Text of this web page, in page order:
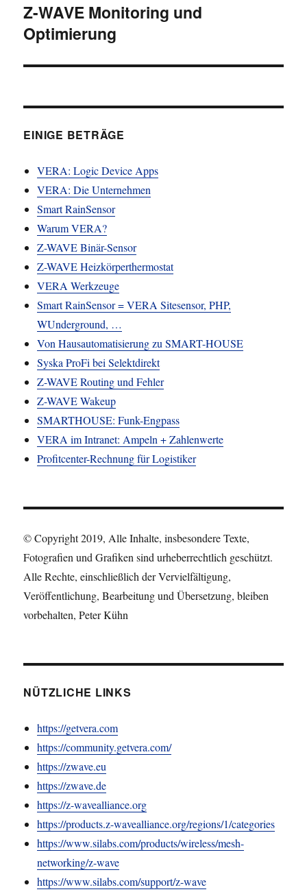
Nächster
Beitrag:
Z-WAVE Monitoring und
Optimierung
EINIGE BETRÄGE
VERA: Logic Device Apps
VERA: Die Unternehmen
Smart RainSensor
Warum VERA?
Z-WAVE Binär-Sensor
Z-WAVE Heizkörperthermostat
VERA Werkzeuge
Smart RainSensor = VERA Sitesensor, PHP,
WUnderground, …
Von Hausautomatisierung zu SMART-HOUSE
Syska ProFi bei Selektdirekt
Z-WAVE Routing und Fehler
Z-WAVE Wakeup
SMARTHOUSE: Funk-Engpass
VERA im Intranet: Ampeln + Zahlenwerte
Profitcenter-Rechnung für Logistiker
© Copyright 2019, Alle Inhalte, insbesondere Texte,
Fotografien und Grafiken sind urheberrechtlich geschützt.
Alle Rechte, einschließlich der Vervielfältigung,
Veröffentlichung, Bearbeitung und Übersetzung, bleiben
vorbehalten, Peter Kühn
NÜTZLICHE LINKS
https://getvera.com
https://community.getvera.com/
https://zwave.eu
https://zwave.de
https://z-wavealliance.org
https://products.z-wavealliance.org/regions/1/categories
https://www.silabs.com/products/wireless/mesh-
networking/z-wave
https://www.silabs.com/support/z-wave